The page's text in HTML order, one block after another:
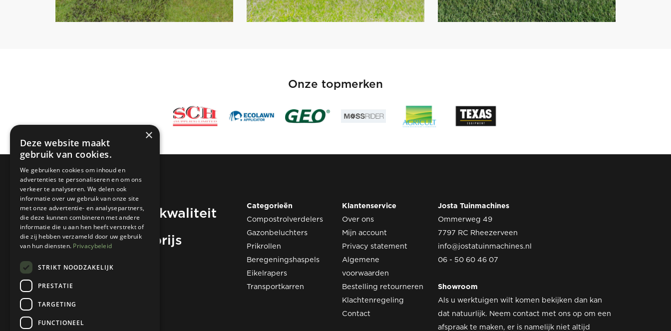
Onze topmerken
Hoogwaardige kwaliteit
voor de beste prijs
Categorieën
Compostrolverdelers
Gazonbeluchters
Prikrollen
Beregeningshaspels
Eikelrapers
Transportkarren
Klantenservice
Over ons
Mijn account
Privacy statement
Algemene
voorwaarden
Bestelling retourneren
Klachtenregeling
Contact
Josta Tuinmachines
Ommerweg 49
7797 RC Rheezerveen
info@jostatuinmachines.nl
06 - 50 60 46 07
Showroom
Als u werktuigen wilt komen bekijken dan kan
dat natuurlijk. Neem contact met ons op om een
afspraak te maken, er is namelijk niet altijd
×
Deze website maakt
gebruik van cookies.
We gebruiken cookies om inhoud en
advertenties te personaliseren en om ons
verkeer te analyseren. We delen ook
informatie over uw gebruik van onze site
met onze advertentie- en analysepartners,
die deze kunnen combineren met andere
informatie die u aan hen heeft verstrekt of
die zij hebben verzameld door uw gebruik
van hun diensten. Privacybeleid
STRIKT NOODZAKELIJK
PRESTATIE
TARGETING
FUNCTIONEEL